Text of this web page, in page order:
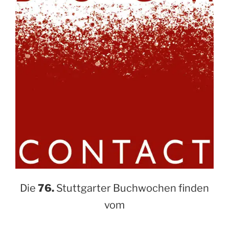
Die 76. Stuttgarter Buchwochen finden
vom